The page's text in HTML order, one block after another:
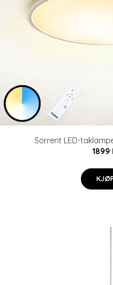
Sorrent LED-
1899